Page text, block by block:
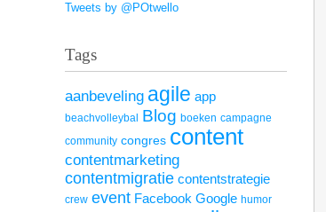
Tweets by @POtwello
Tags
aanbeveling agile app
beachvolleybal Blog boeken campagne
community congres content
contentmarketing
contentmigratie contentstrategie
crew event Facebook Google humor